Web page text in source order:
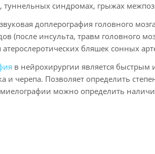
туннельных синдромах, грыжах
доплерография головного
(после инсульта, травм головного
атерослеротических бляшек сонных
в нейрохирургии является быстрым
и черепа. Позволяет определить
можно определить